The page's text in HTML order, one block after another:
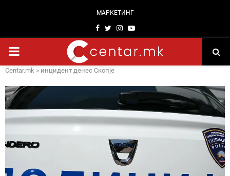
МАРКЕТИНГ
Facebook
TwitterInstagram
Youtube
PRIMARY
Centar.mk » инцидент денес Скопје